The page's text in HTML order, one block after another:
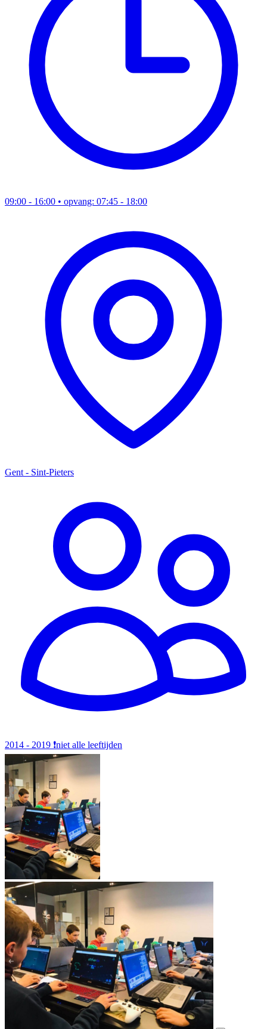
09:00 - 16:00 • opvang: 07:45 - 18:00
Gent - Sint-Pieters
2014 - 2019 ❗️niet alle leeftijden